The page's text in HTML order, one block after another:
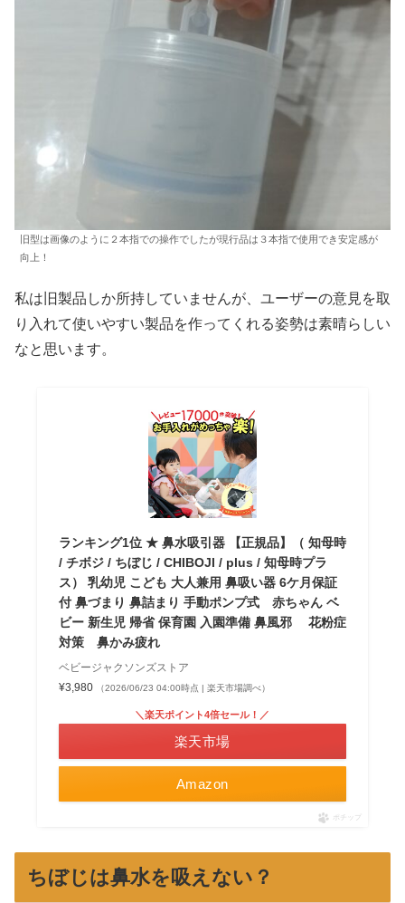
旧型は画像のように２本指での操作でしたが現行品は３本指で使用でき安定感が
向上！
私は旧製品しか所持していませんが、ユーザーの意見を取
り入れて使いやすい製品を作ってくれる姿勢は素晴らしい
なと思います。
ランキング1位 ★ 鼻水吸引器 【正規品】（ 知母時
/ チボジ / ちぼじ / CHIBOJI / plus / 知母時プラ
ス） 乳幼児 こども 大人兼用 鼻吸い器 6ケ月保証
付 鼻づまり 鼻詰まり 手動ポンプ式 赤ちゃん ベ
ビー 新生児 帰省 保育園 入園準備 鼻風邪 花粉症
対策 鼻かみ疲れ
ベビージャクソンズストア
¥3,980
（2026/06/23 04:00時点 | 楽天市場調べ）
Amazon
＼楽天ポイント4倍セール！／
楽天市場
ポチップ
ちぼじは鼻水を吸えない？